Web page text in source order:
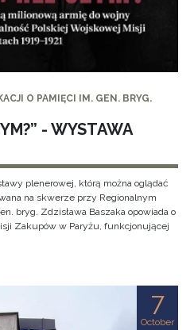
O PAMIĘCI IM. GEN. BRYG.
- WYSTAWA
plenerowej, którą można oglądać
na skwerze przy Regionalnym
bryg. Zdzisława Baszaka opowiada o
Zakupów w Paryżu, funkcjonującej
7
October